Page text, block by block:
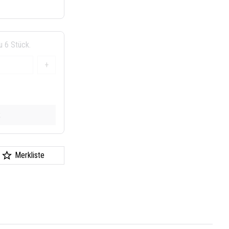
6 Stück.
+
Merkliste